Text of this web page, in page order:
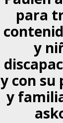
para
y
y con su
y